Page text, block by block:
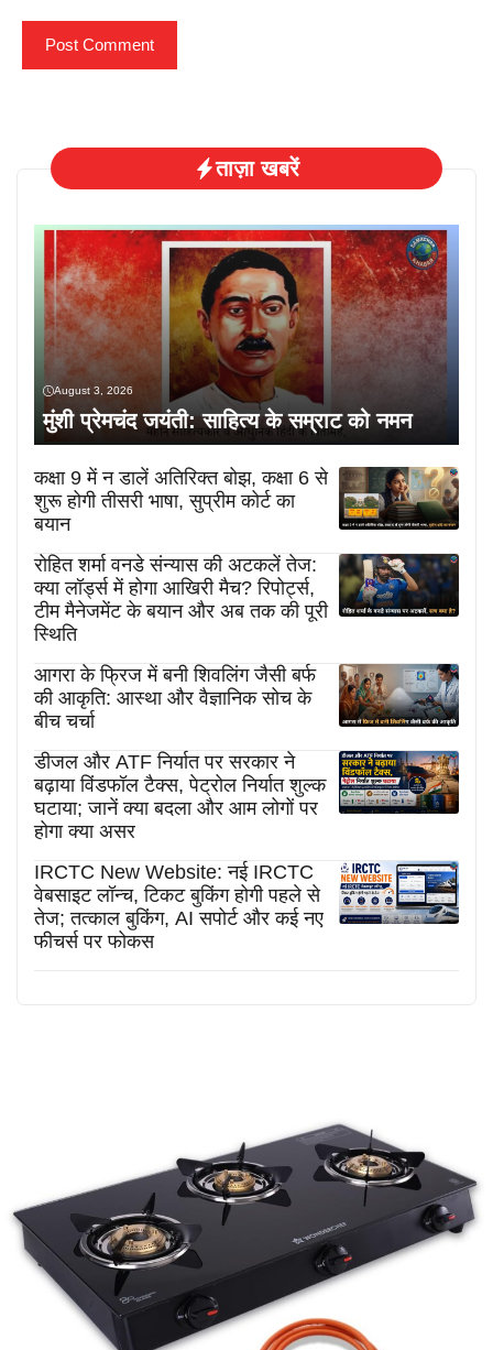
ताज़ा खबरें
August 3, 2026
मुंशी प्रेमचंद जयंती: साहित्य के सम्राट को नमन
कक्षा 9 में न डालें अतिरिक्त बोझ, कक्षा 6 से
शुरू होगी तीसरी भाषा, सुप्रीम कोर्ट का
बयान
रोहित शर्मा वनडे संन्यास की अटकलें तेज:
क्या लॉर्ड्स में होगा आखिरी मैच? रिपोर्ट्स,
टीम मैनेजमेंट के बयान और अब तक की पूरी
स्थिति
आगरा के फ्रिज में बनी शिवलिंग जैसी बर्फ
की आकृति: आस्था और वैज्ञानिक सोच के
बीच चर्चा
डीजल और ATF निर्यात पर सरकार ने
बढ़ाया विंडफॉल टैक्स, पेट्रोल निर्यात शुल्क
घटाया; जानें क्या बदला और आम लोगों पर
होगा क्या असर
IRCTC New Website: नई IRCTC
वेबसाइट लॉन्च, टिकट बुकिंग होगी पहले से
तेज; तत्काल बुकिंग, AI सपोर्ट और कई नए
फीचर्स पर फोकस